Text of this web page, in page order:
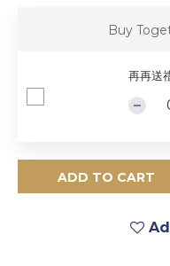
Buy
再再送
ADD TO CART